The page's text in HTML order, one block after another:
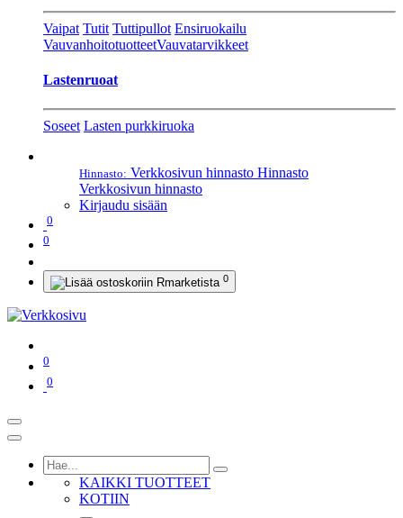
Vaipat Tutit Tuttipullot Ensiruokailu
VauvanhoitotuotteetVauvatarvikkeet
Lastenruoat
Soseet Lasten purkkiruoka
Hinnasto: Verkkosivun hinnasto Hinnasto
Verkkosivun hinnasto
Kirjaudu sisään
0
0
0
0
0
KAIKKI TUOTTEET
KOTIIN